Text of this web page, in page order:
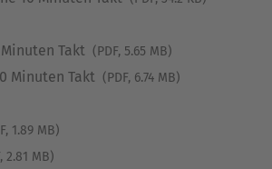
Takt (PDF, 5.65 MB)
Minuten Takt (PDF, 6.74 MB)
1.89 MB)
2.81 MB)